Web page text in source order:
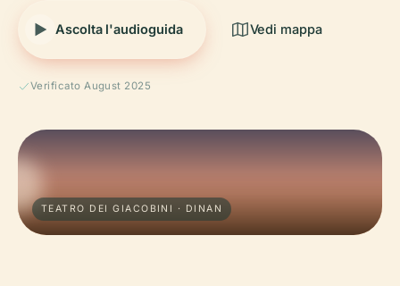
Ascolta l'audioguida Vedi mappa
Verificato August 2025
TEATRO DEI GIACOBINI · DINAN